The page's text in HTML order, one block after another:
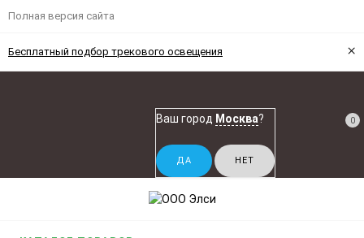
Полная версия сайта
Бесплатный подбор трекового освещения ×
Ваш город Москва? 0